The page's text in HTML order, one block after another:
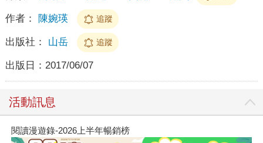
作者： 陳婉瑛 追蹤
出版社： 山岳 追蹤
出版日： 2017/06/07
活動訊息
閱讀漫遊錄-2026上半年暢銷榜